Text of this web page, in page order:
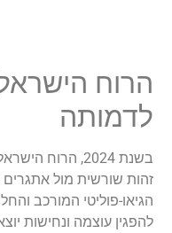
הרוח
לדמותה
בשנת 2024,
זהות שורשית מול
הגיאו-פוליטי המורכב
להפגין עוצמה ונחישות